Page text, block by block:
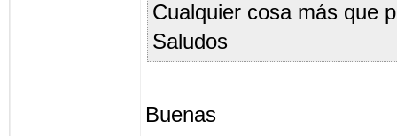
Cualquier cosa más que
Saludos
Buenas